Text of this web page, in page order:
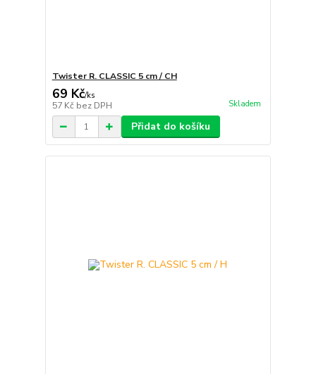
Twister R. CLASSIC 5 cm / CH
69 Kč/ks
57 Kč bez DPH Skladem
Přidat do košíku